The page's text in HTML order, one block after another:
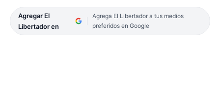
Agregar El
Libertador en
Agrega El Libertador a tus medios
preferidos en Google